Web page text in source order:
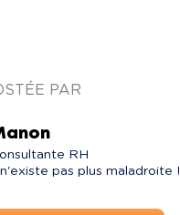
PAR
RH
pas plus maladroite !